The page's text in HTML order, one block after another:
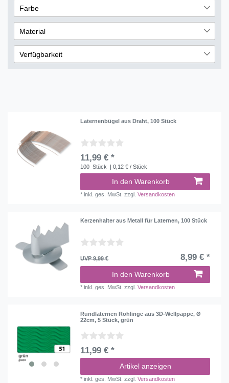
2
€ ― €
Übernehmen
Farbe
Weiß
2
Material
Holz
1
Verfügbarkeit
Laternenbügel aus Draht, 100 Stück
11,99 € *
100 Stück | 0,12 € / Stück
In den Warenkorb
*inkl. ges. MwSt. zzgl.Versandkosten
Kerzenhalter aus Metall für Laternen, 100 Stück
UVP 9,99 € 8,99 € *
In den Warenkorb
*inkl. ges. MwSt. zzgl.Versandkosten
Rundlaternen Rohlinge aus 3D-Wellpappe, Ø
22cm, 5 Stück, grün
11,99 € *
Artikel anzeigen
*inkl. ges. MwSt. zzgl.Versandkosten